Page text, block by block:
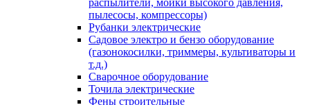
распылители, мойки высокого давления,
пылесосы, компрессоры)
Рубанки электрические
Садовое электро и бензо оборудование
(газонокосилки, триммеры, культиваторы и
т.д.)
Сварочное оборудование
Точила электрические
Фены строительные